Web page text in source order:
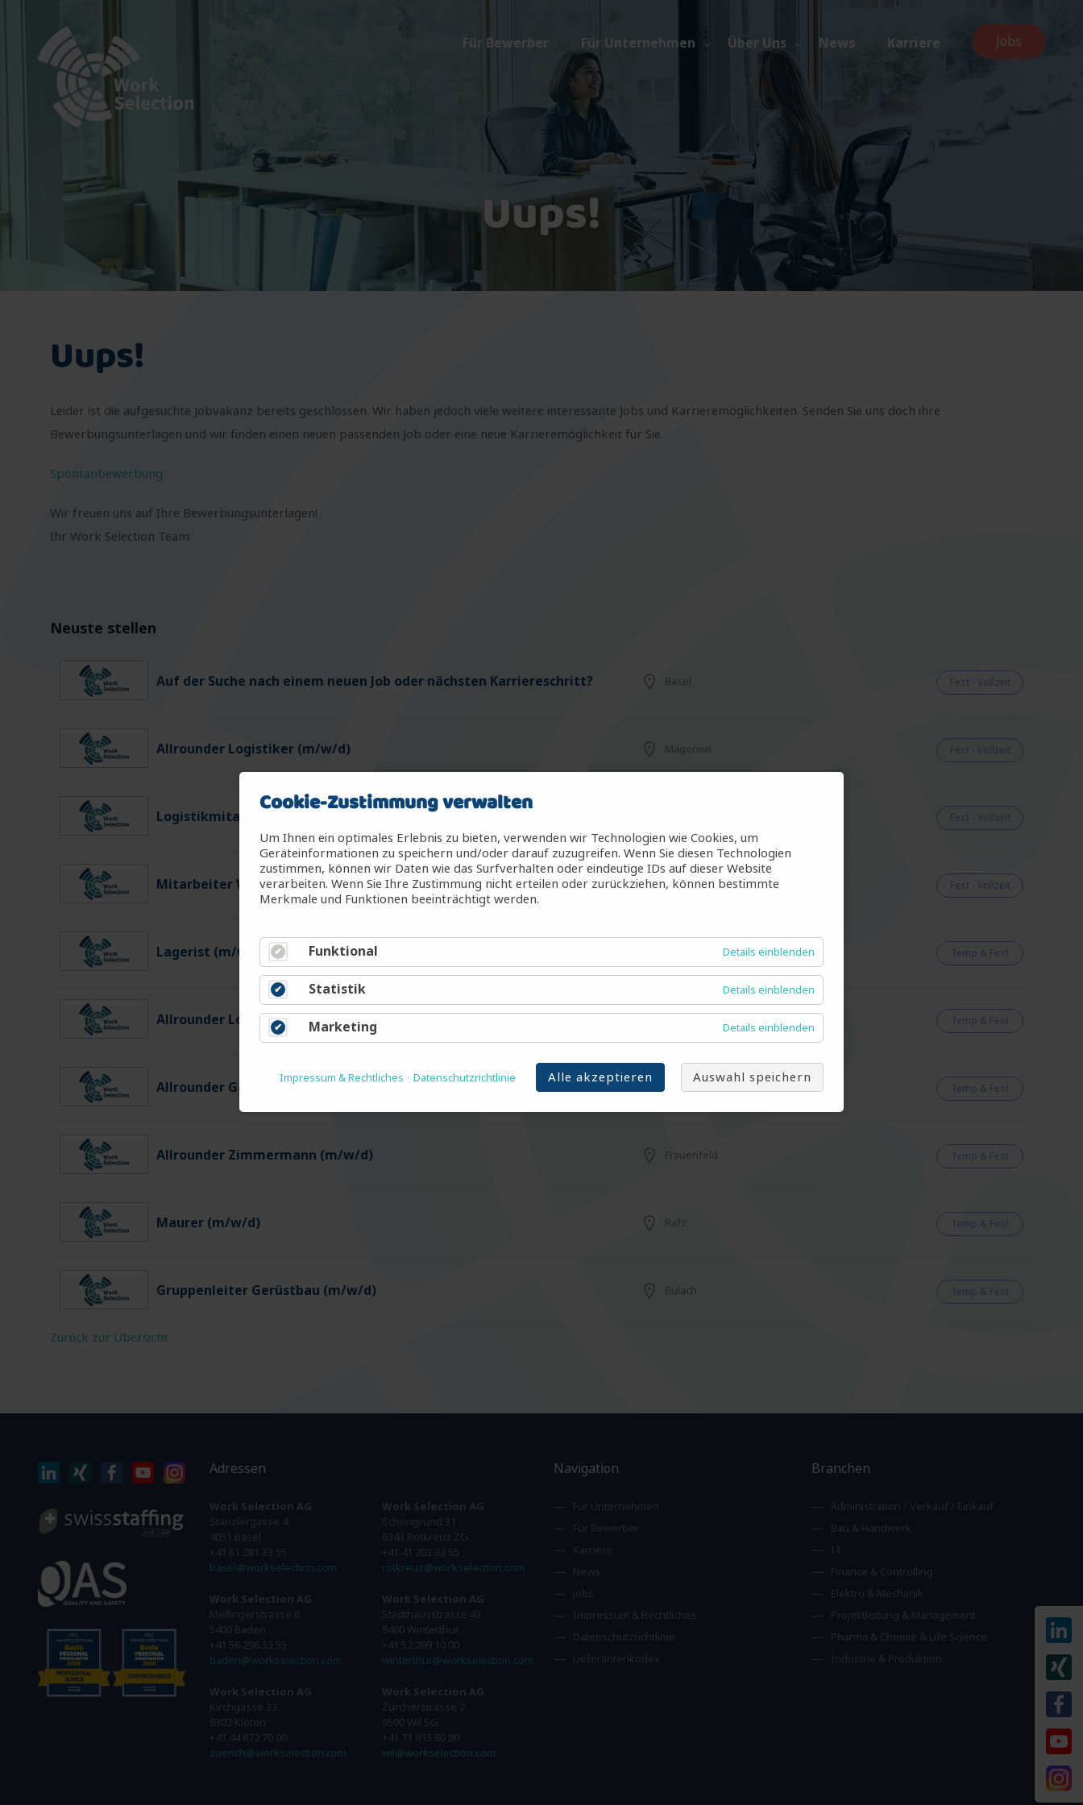
Jobs
Für Bewerber Für Unternehmen Über Uns News Karriere
Uups!
Uups!
Leider ist die aufgesuchte Jobvakanz bereits geschlossen. Wir haben jedoch viele weitere interessante Jobs und Karrieremöglichkeiten. Senden Sie uns doch ihre
Bewerbungsunterlagen und wir finden einen neuen passenden Job oder eine neue Karrieremöglichkeit für Sie.
Spontanbewerbung
Wir freuen uns auf Ihre Bewerbungsunterlagen!
Ihr Work Selection Team
Neuste stellen
Auf der Suche nach einem neuen Job oder nächsten Karriereschritt? Basel Fest - Vollzeit
Allrounder Logistiker (m/w/d) Mägenwil Fest - Vollzeit
Logistikmitarbeiter (m/w/d) Fest - Vollzeit
Mitarbeiter Warenein-/ausgang (m/w/d) Mägenwil Fest - Vollzeit
Lagerist (m/w/d) Temp & Fest
Allrounder Logistiker (m/w/d) Temp & Fest
Allrounder Gartenbau (m/w/d) Arbon Temp & Fest
Allrounder Zimmermann (m/w/d) Frauenfeld Temp & Fest
Maurer (m/w/d) Rafz Temp & Fest
Gruppenleiter Gerüstbau (m/w/d) Bülach Temp & Fest
Zurück zur Übersicht
Adressen
Work Selection AG
Stänzlergasse 4
4051 Basel
+41 61 281 33 55
basel@workselection.com
Work Selection AG
Mellingerstrasse 6
5400 Baden
+41 56 296 33 55
baden@workselection.com
Work Selection AG
Kirchgasse 33
8302 Kloten
+41 44 872 70 00
zuerich@workselection.com
Work Selection AG
Schöngrund 31
6343 Rotkreuz ZG
+41 41 203 33 55
rotkreuz@workselection.com
Work Selection AG
Stadthausstrasse 43
8400 Winterthur
+41 52 269 10 00
winterthur@workselection.com
Work Selection AG
Zürcherstrasse 2
9500 Wil SG
+41 71 913 80 80
wil@workselection.com
Navigation
Für Unternehmen
Für Bewerber
Karriere
News
Jobs
Impressum & Rechtliches
Datenschutzrichtlinie
Lieferantenkodex
Branchen
Administration / Verkauf / Einkauf
Bau & Handwerk
IT
Finance & Controlling
Elektro & Mechanik
Projektleitung & Management
Pharma & Chemie & Life Science
Industrie & Produktion
Cookie-Zustimmung verwalten
Um Ihnen ein optimales Erlebnis zu bieten, verwenden wir Technologien wie Cookies, um
Geräteinformationen zu speichern und/oder darauf zuzugreifen. Wenn Sie diesen Technologien
zustimmen, können wir Daten wie das Surfverhalten oder eindeutige IDs auf dieser Website
verarbeiten. Wenn Sie Ihre Zustimmung nicht erteilen oder zurückziehen, können bestimmte
Merkmale und Funktionen beeinträchtigt werden.
Funktional Details einblenden
Statistik Details einblenden
Marketing Details einblenden
Auswahl speichern
Alle akzeptieren
Impressum & Rechtliches Datenschutzrichtlinie